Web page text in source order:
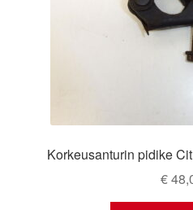
Korkeusanturin pidike
€